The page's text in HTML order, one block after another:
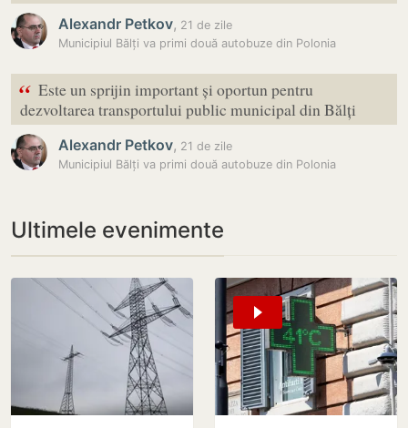
Alexandr Petkov, 21 de zile
Municipiul Bălți va primi două autobuze din Polonia
“ Este un sprijin important și oportun pentru
dezvoltarea transportului public municipal din Bălți
Alexandr Petkov, 21 de zile
Municipiul Bălți va primi două autobuze din Polonia
Ultimele evenimente